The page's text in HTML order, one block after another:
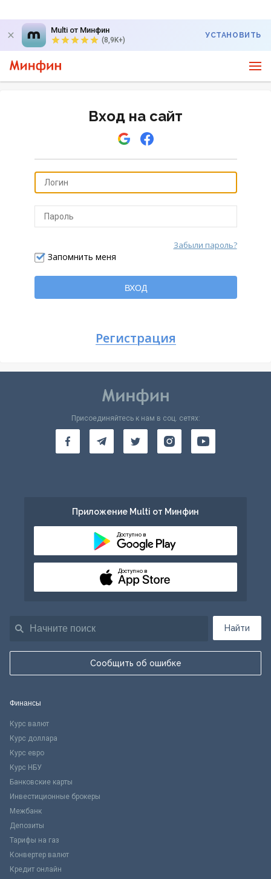
Multi от Минфин
(8,9K+)
УСТАНОВИТЬ
Вход на сайт
Запомнить меня
Забыли пароль?
ВХОД
Регистрация
Найти
Сообщить об ошибке
Присоединяйтесь к нам в соц. сетях:
Приложение Multi от Минфин
Доступно в
Доступно в
Финансы
Курс валют
Курс доллара
Курс евро
Курс НБУ
Банковские карты
Инвестиционные брокеры
Межбанк
Депозиты
Тарифы на газ
Конвертер валют
Кредит онлайн